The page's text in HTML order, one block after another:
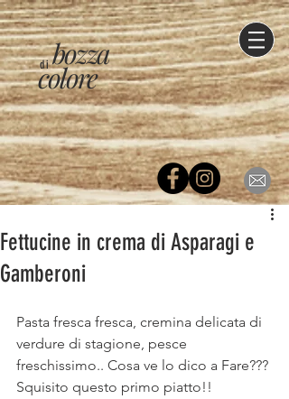
di
colore
bozza
Fettucine in crema di Asparagi e
Gamberoni
Pasta fresca fresca, cremina delicata di
verdure di stagione, pesce
freschissimo.. Cosa ve lo dico a Fare???
Squisito questo primo piatto!!